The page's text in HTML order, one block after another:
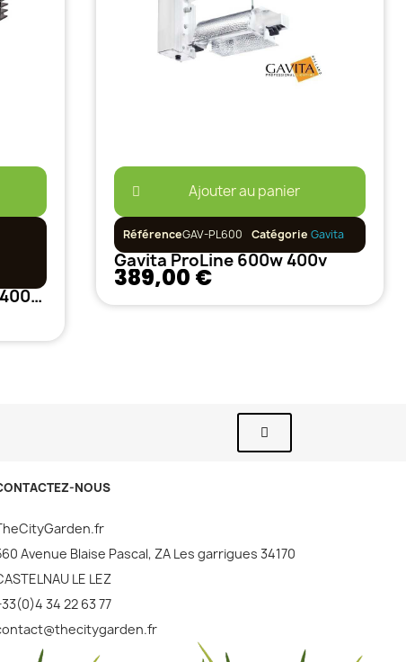
Ballast LUMII BLACK 250/400/600w SuperLumens
Ajouter au panier
RéférenceGAV-PL600 CatégorieGavita
Gavita ProLine 600w 400v
389,00 €
NOUS
Avenue Blaise Pascal, ZA Les garrigues 34170
LE LEZ
34 22 63 77